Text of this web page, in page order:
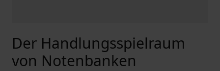
Der Handlungsspielraum
von Notenbanken